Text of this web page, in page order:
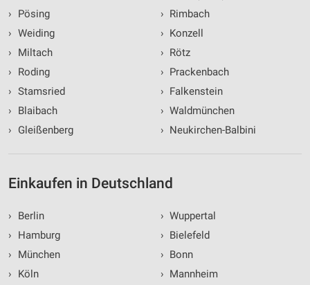
›
Pösing
› Weiding
›
Miltach
›
Roding
› Stamsried
›
Blaibach
›
Gleißenberg
› Rimbach
› Konzell
› Rötz
› Prackenbach
› Falkenstein
› Waldmünchen
› Neukirchen-Balbini
Einkaufen in Deutschland
›
Berlin
›
Hamburg
›
München
›
Köln
› Wuppertal
› Bielefeld
› Bonn
› Mannheim